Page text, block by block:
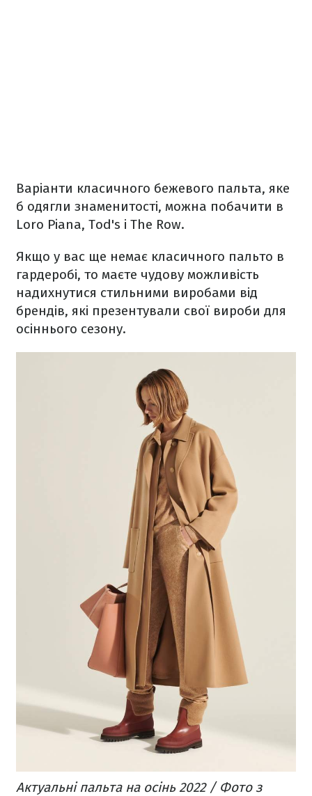
Варіанти класичного бежевого пальта, яке
б одягли знаменитості, можна побачити в
Loro Piana, Tod's і The Row.
Якщо у вас ще немає класичного пальто в
гардеробі, то маєте чудову можливість
надихнутися стильними виробами від
брендів, які презентували свої вироби для
осіннього сезону.
Актуальні пальта на осінь 2022 / Фото з